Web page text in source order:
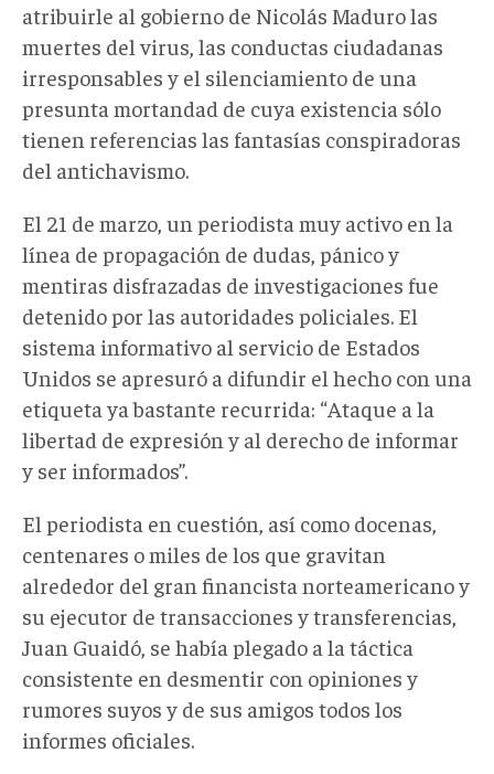
atribuirle al gobierno de Nicolás Maduro las
muertes del virus, las conductas ciudadanas
irresponsables y el silenciamiento de una
presunta mortandad de cuya existencia sólo
tienen referencias las fantasías conspiradoras
del antichavismo.
El 21 de marzo, un periodista muy activo en la
línea de propagación de dudas, pánico y
mentiras disfrazadas de investigaciones fue
detenido por las autoridades policiales. El
sistema informativo al servicio de Estados
Unidos se apresuró a difundir el hecho con una
etiqueta ya bastante recurrida: “Ataque a la
libertad de expresión y al derecho de informar
y ser informados”.
El periodista en cuestión, así como docenas,
centenares o miles de los que gravitan
alrededor del gran financista norteamericano y
su ejecutor de transacciones y transferencias,
Juan Guaidó, se había plegado a la táctica
consistente en desmentir con opiniones y
rumores suyos y de sus amigos todos los
informes oficiales.